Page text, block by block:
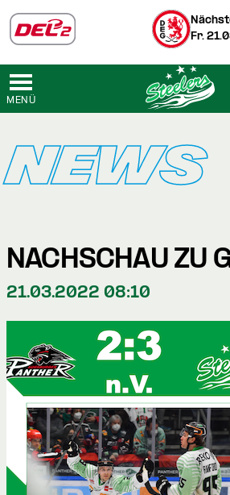
Fr.
MENÜ
NEWS
NACHSCHAU ZU
21.03.2022 08:10